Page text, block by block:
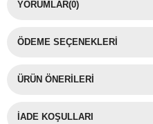
YORUMLAR(0)
ÖDEME SEÇENEKLERI
ÜRÜN ÖNERILERI
İADE KOŞULLARI